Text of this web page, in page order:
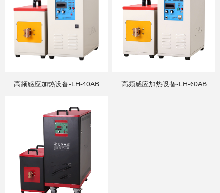
高频感应加热设备-LH-40AB 高频感应加热设备-LH-60AB